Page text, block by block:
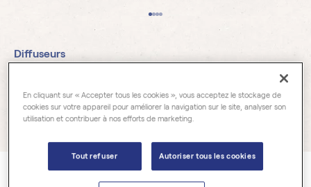
Diffuseurs
Diffuseur microparticules
111 avis
En cliquant sur « Accepter tous les cookies », vous acceptez le stockage de
cookies sur votre appareil pour améliorer la navigation sur le site, analyser son
utilisation et contribuer à nos efforts de marketing.
Tout refuser Autoriser tous les cookies